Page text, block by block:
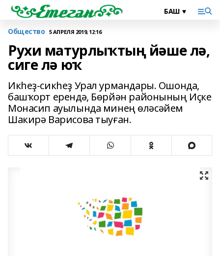
Общество 5 АПРЕЛЯ 2019, 12:16
Рухи матурлыҡтың йәше лә,
сиге лә юҡ
Икһеҙ-сикһеҙ Урал урмандары. Ошонда,
башҡорт ерендә, Бөрйән районының Иҫке
Монасип ауылында минең өләсәйем
Шакирә Варисова тыуған.